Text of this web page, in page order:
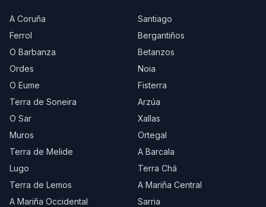
A Coruña
Santiago
Ferrol
Bergantiños
O Barbanza
Betanzos
Ordes
Noia
O Eume
Fisterra
Terra de Soneira
Arzúa
O Sar
Xallas
Muros
Ortegal
Terra de Melide
A Barcala
Lugo
Terra Chá
Terra de Lemos
A Mariña Central
A Mariña Occidental
Sarria